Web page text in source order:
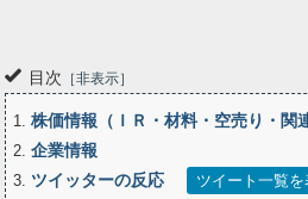
目次 非表示
1 株価情報（ＩＲ・材料・空売り・関
2 企業情報
3 ツイッターの反応
ツイート一覧を